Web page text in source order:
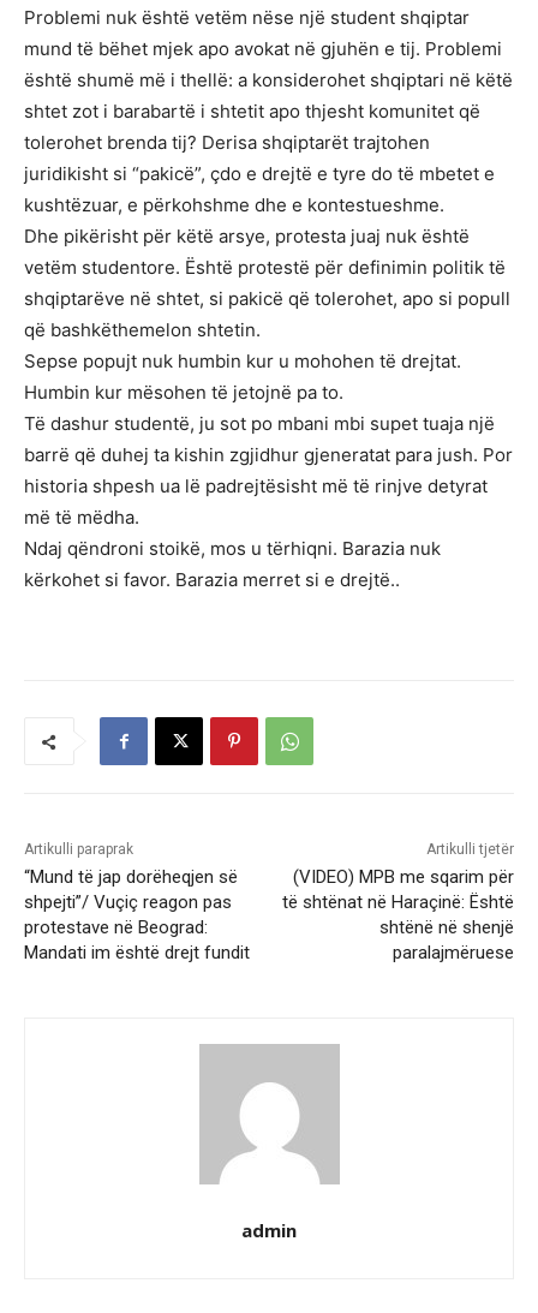
Problemi nuk është vetëm nëse një student shqiptar
mund të bëhet mjek apo avokat në gjuhën e tij. Problemi
është shumë më i thellë: a konsiderohet shqiptari në këtë
shtet zot i barabartë i shtetit apo thjesht komunitet që
tolerohet brenda tij? Derisa shqiptarët trajtohen
juridikisht si “pakicë”, çdo e drejtë e tyre do të mbetet e
kushtëzuar, e përkohshme dhe e kontestueshme.
Dhe pikërisht për këtë arsye, protesta juaj nuk është
vetëm studentore. Është protestë për definimin politik të
shqiptarëve në shtet, si pakicë që tolerohet, apo si popull
që bashkëthemelon shtetin.
Sepse popujt nuk humbin kur u mohohen të drejtat.
Humbin kur mësohen të jetojnë pa to.
Të dashur studentë, ju sot po mbani mbi supet tuaja një
barrë që duhej ta kishin zgjidhur gjeneratat para jush. Por
historia shpesh ua lë padrejtësisht më të rinjve detyrat
më të mëdha.
Ndaj qëndroni stoikë, mos u tërhiqni. Barazia nuk
kërkohet si favor. Barazia merret si e drejtë..
Artikulli paraprak
“Mund të jap dorëheqjen së
shpejti”/ Vuçiç reagon pas
protestave në Beograd:
Mandati im është drejt fundit
Artikulli tjetër
(VIDEO) MPB me sqarim për
të shtënat në Haraçinë: Është
shtënë në shenjë
paralajmëruese
admin